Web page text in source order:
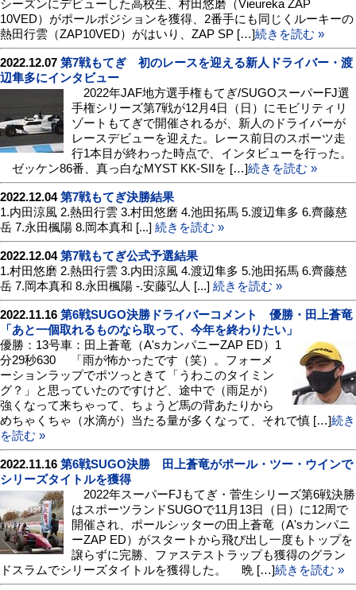
シーズンにデビューした高校生、村田悠磨（Vieureka ZAP
10VED）がポールポジションを獲得、2番手にも同じくルーキーの
熱田行雲（ZAP10VED）がはいり、ZAP SP […]続きを読む »
2022.12.07 第7戦もてぎ 初のレースを迎える新人ドライバー・渡
辺隼多にインタビュー
2022年JAF地方選手権もてぎ/SUGOスーパーFJ選
手権シリーズ第7戦が12月4日（日）にモビリティリ
ゾートもてぎで開催されるが、新人のドライバーが
レースデビューを迎えた。レース前日のスポーツ走
行1本目が終わった時点で、インタビューを行った。
ゼッケン86番、真っ白なMYST KK-SIIを […]続きを読む »
2022.12.04第7戦もてぎ決勝結果
1.内田涼風 2.熱田行雲 3.村田悠磨 4.池田拓馬 5.渡辺隼多 6.齊藤慈
岳 7.永田楓陽 8.岡本真和 [...] 続きを読む »
2022.12.04第7戦もてぎ公式予選結果
1.村田悠磨 2.熱田行雲 3.内田涼風 4.渡辺隼多 5.池田拓馬 6.齊藤慈
岳 7.岡本真和 8.永田楓陽 -.安藤弘人 [...] 続きを読む »
2022.11.16 第6戦SUGO決勝ドライバーコメント 優勝・田上蒼竜
「あと一個取れるものなら取って、今年を終わりたい」
優勝：13号車：田上蒼竜（A'sカンパニーZAP ED）1
分29秒630 「雨が怖かったです（笑）。フォーメ
ーションラップでポツっときて「うわこのタイミン
グ？」と思っていたのですけど、途中で（雨足が）
強くなって来ちゃって、ちょうど馬の背あたりから
めちゃくちゃ（水滴が）当たる量が多くなって、それで慎 […]続き
を読む »
2022.11.16 第6戦SUGO決勝 田上蒼竜がポール・ツー・ウインで
シリーズタイトルを獲得
2022年スーパーFJもてぎ・菅生シリーズ第6戦決勝
はスポーツランドSUGOで11月13日（日）に12周で
開催され、ポールシッターの田上蒼竜（A'sカンパニ
ーZAP ED）がスタートから飛び出し一度もトップを
譲らずに完勝、ファステストラップも獲得のグラン
ドスラムでシリーズタイトルを獲得した。 晩 […]続きを読む »